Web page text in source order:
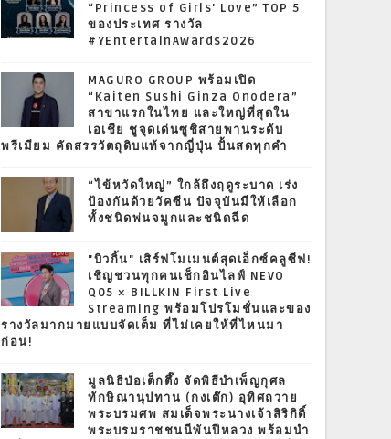
“Princess of Girls' Love” TOP 5
ของประเทศ รางวัล
#YEntertainAwards2026
MAGURO GROUP พร้อมเปิด
“Kaiten Sushi Ginza Onodera”
สาขาแรกในไทย และใหญ่ที่สุดใน
เอเชีย ชูจุดเด่นซูชิสายพานระดับ
พรีเมียม คัดสรรวัตถุดิบแท้จากญี่ปุ่น ปั้นสดทุกคำ
“ไข้หวัดใหญ่” ใกล้ถึงฤดูระบาด เร่ง
ป้องกันด้วยวัคซีน ปัจจุบันมีให้เลือก
ทั้งชนิดพ่นจมูกและชนิดฉีด
"บิวกิ้น" เสิร์ฟโมเมนต์สุดเอ็กซ์คลูซีฟ!
เชิญชวนทุกคนเช็กอินไลฟ์ NEVO
Q05 × BILLKIN First Live
Streaming พร้อมโปรโมชั่นและของ
รางวัลมากมายแบบจัดเต็ม ที่ไม่เคยให้ที่ไหนมา
ก่อน!
มูลนิธิป่อเต็กตึ๊ง จัดพิธีบำเพ็ญกุศล
ทักษิณานุปทาน (กงเต๊ก) อุทิศถวาย
พระบรมศพ สมเด็จพระนางเจ้าสิริกิติ์
พระบรมราชชนนีพันปีหลวง พร้อมนำ